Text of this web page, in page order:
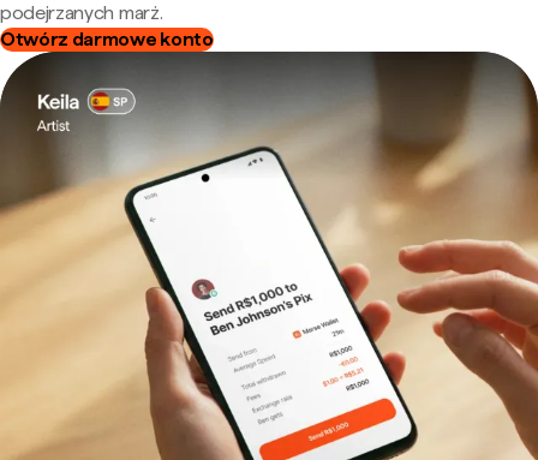
podejrzanych marż.
Otwórz darmowe konto